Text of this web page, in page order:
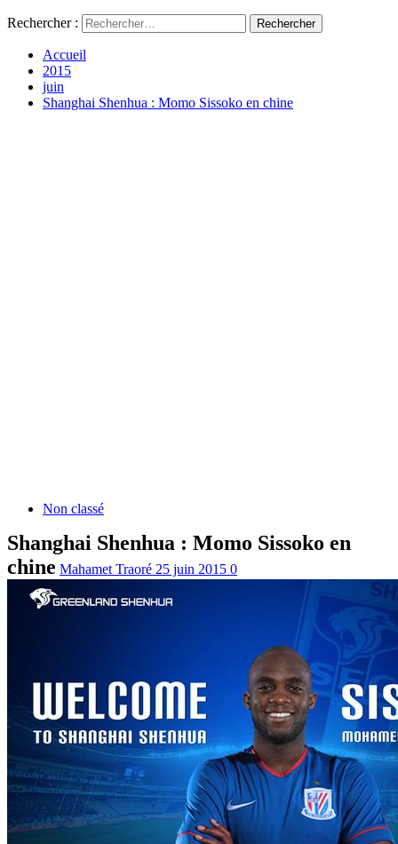
Rechercher :
Accueil
2015
juin
Shanghai Shenhua : Momo Sissoko en chine
Non classé
Shanghai Shenhua : Momo Sissoko en
chine Mahamet Traoré 25 juin 2015 0